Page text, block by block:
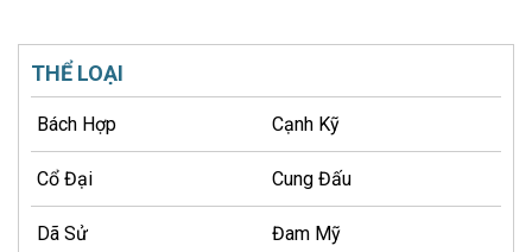
THỂ LOẠI
Bách Hợp Cạnh Kỹ
Cổ Đại Cung Đấu
Dã Sử Đam Mỹ